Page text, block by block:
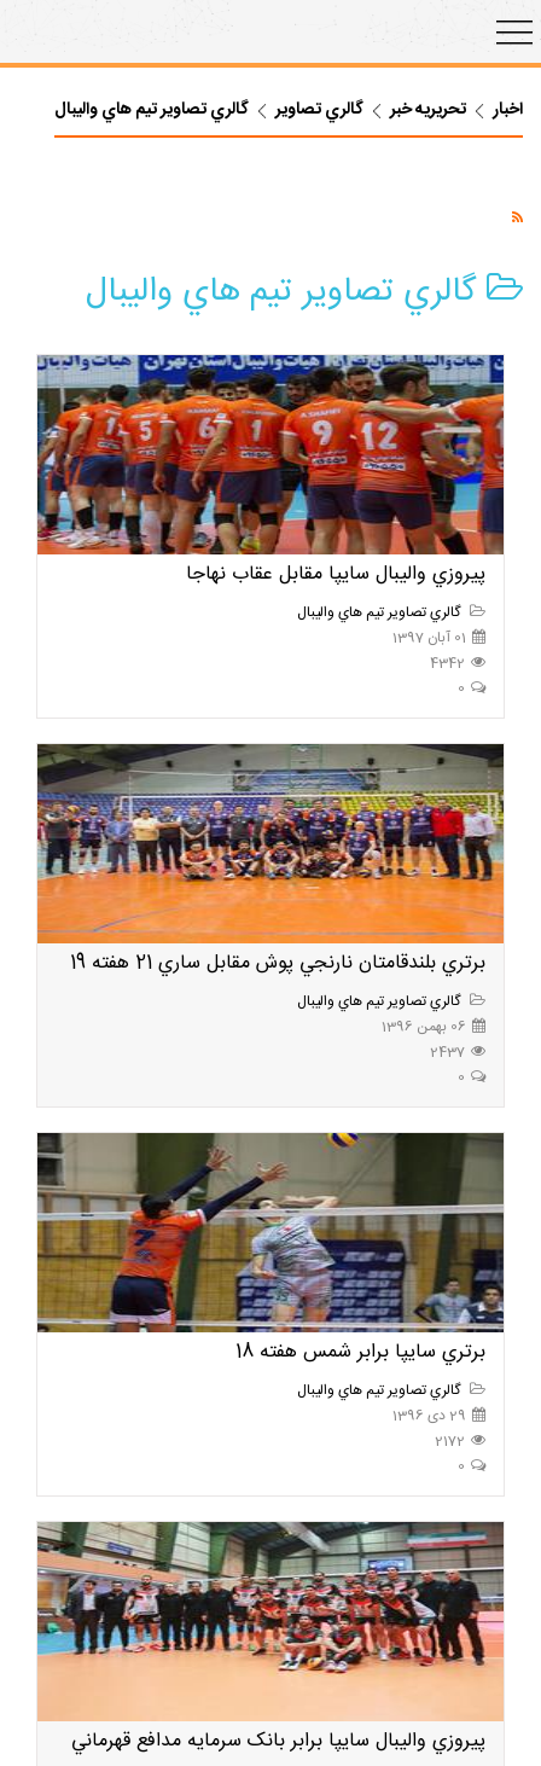
اخبار تحریریه خبر گالري تصاوير گالري تصاوير تيم هاي واليبال
گالري تصاوير تيم هاي واليبال
پيروزي واليبال سايپا مقابل عقاب نهاجا
گالري تصاوير تيم هاي واليبال
01 آبان 1397
4342
0
برتري بلندقامتان نارنجي پوش مقابل ساري 21 هفته 19
گالري تصاوير تيم هاي واليبال
06 بهمن 1396
2437
0
برتري سايپا برابر شمس هفته 18
گالري تصاوير تيم هاي واليبال
29 دی 1396
2172
0
پيروزي واليبال سايپا برابر بانک سرمايه مدافع قهرماني